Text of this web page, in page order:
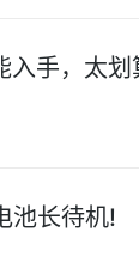
入手，太划
池长待机!